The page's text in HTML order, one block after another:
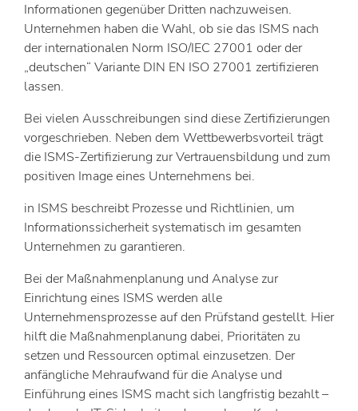
Informationen gegenüber Dritten nachzuweisen.
Unternehmen haben die Wahl, ob sie das ISMS nach
der internationalen Norm ISO/IEC 27001 oder der
„deutschen“ Variante DIN EN ISO 27001 zertifizieren
lassen.
Bei vielen Ausschreibungen sind diese Zertifizierungen
vorgeschrieben. Neben dem Wettbewerbsvorteil trägt
die ISMS-Zertifizierung zur Vertrauensbildung und zum
positiven Image eines Unternehmens bei.
in ISMS beschreibt Prozesse und Richtlinien, um
Informationssicherheit systematisch im gesamten
Unternehmen zu garantieren.
Bei der Maßnahmenplanung und Analyse zur
Einrichtung eines ISMS werden alle
Unternehmensprozesse auf den Prüfstand gestellt. Hier
hilft die Maßnahmenplanung dabei, Prioritäten zu
setzen und Ressourcen optimal einzusetzen. Der
anfängliche Mehraufwand für die Analyse und
Einführung eines ISMS macht sich langfristig bezahlt –